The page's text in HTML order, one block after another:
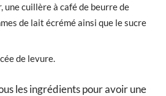
une cuillère à café de beurre de
de lait écrémé ainsi que le sucre
de levure.
les ingrédients pour avoir une